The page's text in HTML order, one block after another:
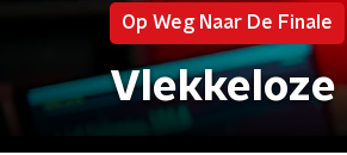
Op Weg Naar De Finale
Vlekkeloze